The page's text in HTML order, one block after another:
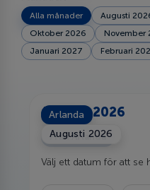
Alla månader Augusti
Oktober 2026
November
Januari 2027
Februari
Arlanda
Augusti 2026
Augusti 2026
Från Arlanda
Välj ett datum för att se